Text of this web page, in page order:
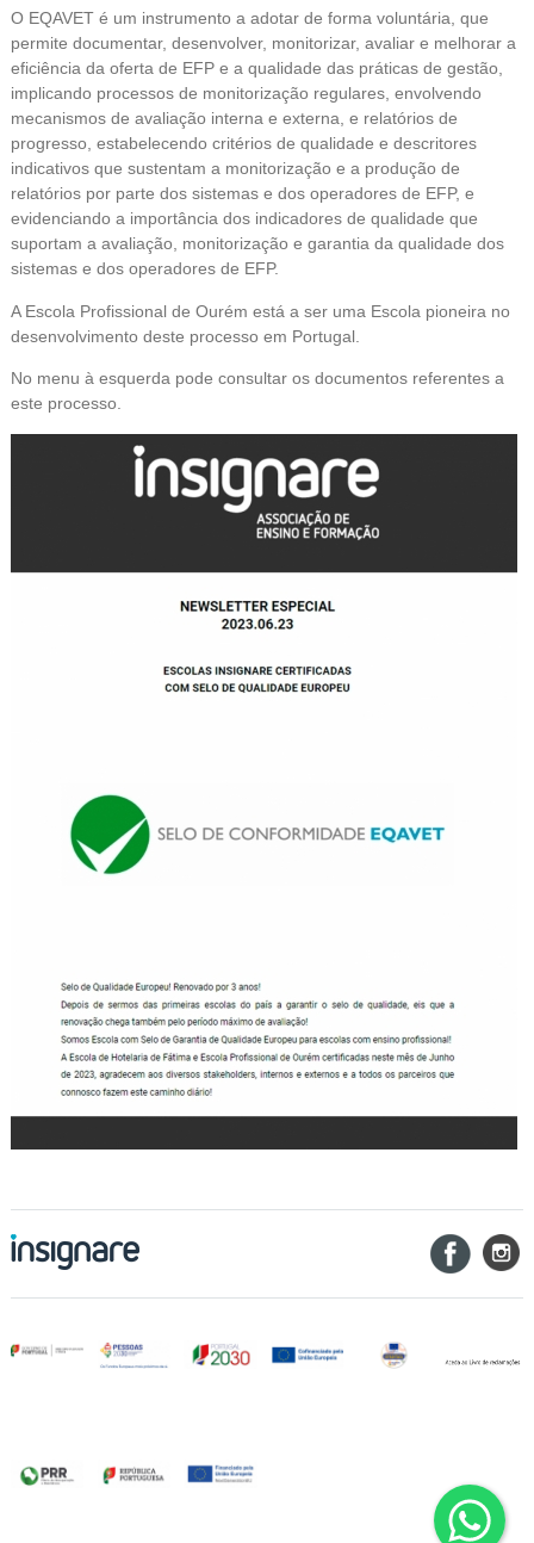
O EQAVET é um instrumento a adotar de forma voluntária, que
permite documentar, desenvolver, monitorizar, avaliar e melhorar a
eficiência da oferta de EFP e a qualidade das práticas de gestão,
implicando processos de monitorização regulares, envolvendo
mecanismos de avaliação interna e externa, e relatórios de
progresso, estabelecendo critérios de qualidade e descritores
indicativos que sustentam a monitorização e a produção de
relatórios por parte dos sistemas e dos operadores de EFP, e
evidenciando a importância dos indicadores de qualidade que
suportam a avaliação, monitorização e garantia da qualidade dos
sistemas e dos operadores de EFP.
A Escola Profissional de Ourém está a ser uma Escola pioneira no
desenvolvimento deste processo em Portugal.
No menu à esquerda pode consultar os documentos referentes a
este processo.